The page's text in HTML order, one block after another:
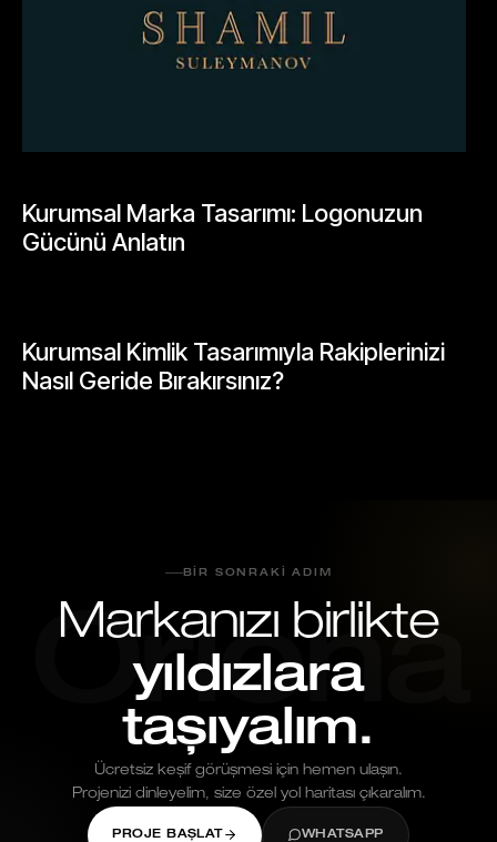
Kurumsal Marka Tasarımı: Logonuzun
Gücünü Anlatın
Kurumsal Kimlik Tasarımıyla Rakiplerinizi
Nasıl Geride Bırakırsınız?
Oriona
BIR SONRAKI ADIM
Markanızı birlikte
yıldızlara
taşıyalım.
Ücretsiz keşif görüşmesi için hemen ulaşın.
Projenizi dinleyelim, size özel yol haritası çıkaralım.
PROJE BAŞLAT WHATSAPP